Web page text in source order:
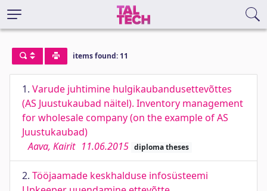
items found: 11
1. Varude juhtimine hulgikaubandusettevõttes
(AS Juustukaubad näitel). Inventory management
for wholesale company (on the example of AS
Juustukaubad)
Aava, Kairit 11.06.2015 diploma theses
2. Tööjaamade keskhalduse infosüsteemi